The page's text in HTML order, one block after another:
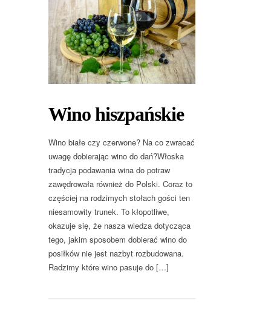
Wino hiszpańskie
Wino białe czy czerwone? Na co zwracać
uwagę dobierając wino do dań?Włoska
tradycja podawania wina do potraw
zawędrowała również do Polski. Coraz to
częściej na rodzimych stołach gości ten
niesamowity trunek. To kłopotliwe,
okazuje się, że nasza wiedza dotycząca
tego, jakim sposobem dobierać wino do
posiłków nie jest nazbyt rozbudowana.
Radzimy które wino pasuje do […]